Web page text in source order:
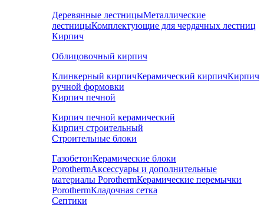
Деревянные лестницыМеталлические
лестницыКомплектующие для чердачных лестниц
Кирпич
Облицовочный кирпич
Клинкерный кирпичКерамический кирпичКирпич
ручной формовки
Кирпич печной
Кирпич печной керамический
Кирпич строительный
Строительные блоки
ГазобетонКерамические блоки
PorothermАксессуары и дополнительные
материалы PorothermКерамические перемычки
PorothermКладочная сетка
Септики